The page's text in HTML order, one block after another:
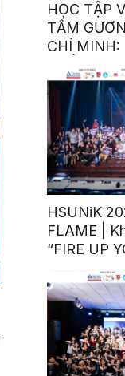
HỌC TẬP
TẤM
CHÍ MINH:
THẦN
NHỮNG
BÌNH DỊ
HSUNiK
FLAME |
“FIRE UP
bằng đêm
nổ cảm xúc